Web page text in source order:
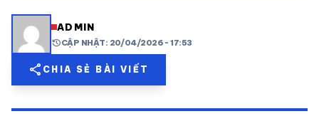
share mailADMIN
historyCẬP NHẬT: 20/04/2026 - 17:53
share CHIA SẺ BÀI VIẾT